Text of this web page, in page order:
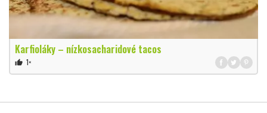
Karfioláky – nízkosacharidové tacos
thumb_up 1×